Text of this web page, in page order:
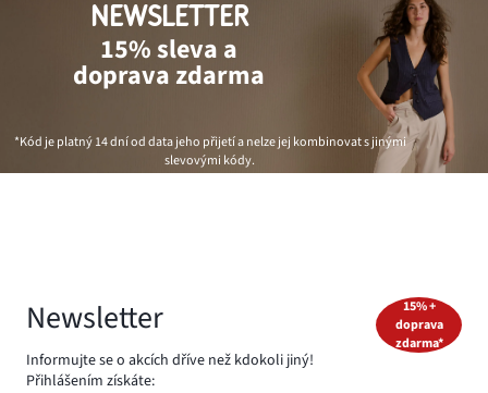
NEWSLETTER
15% sleva a
doprava zdarma
*Kód je platný 14 dní od data jeho přijetí a nelze jej kombinovat s jinými
slevovými kódy.
Newsletter
Informujte se o akcích dříve než kdokoli jiný!
Přihlášením získáte:
15% +
doprava
zdarma*